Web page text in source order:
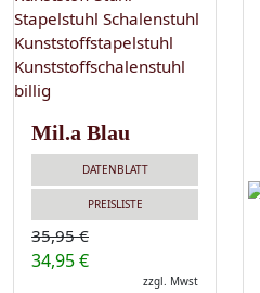
Mil.a Blau
DATENBLATT
PREISLISTE
35,95 €
34,95 €
zzgl. Mwst